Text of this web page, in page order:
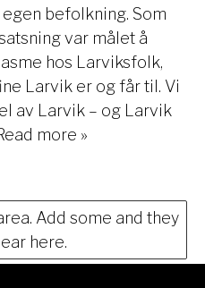
befolkning. Som
var målet å
hos Larviksfolk,
Larvik er og får til. Vi
av Larvik – og Larvik
more »
Add some and they
here.